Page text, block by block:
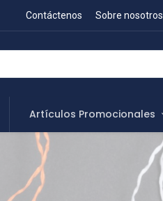
Contáctenos Sobre nosotros
Artículos Promocionales